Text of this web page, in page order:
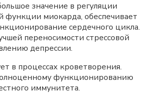
значение в регуляции
функции миокарда, обеспечивает
сердечного цикла.
переносимости стрессовой
депрессии.
в процессах кроветворения.
функционированию
иммунитета.